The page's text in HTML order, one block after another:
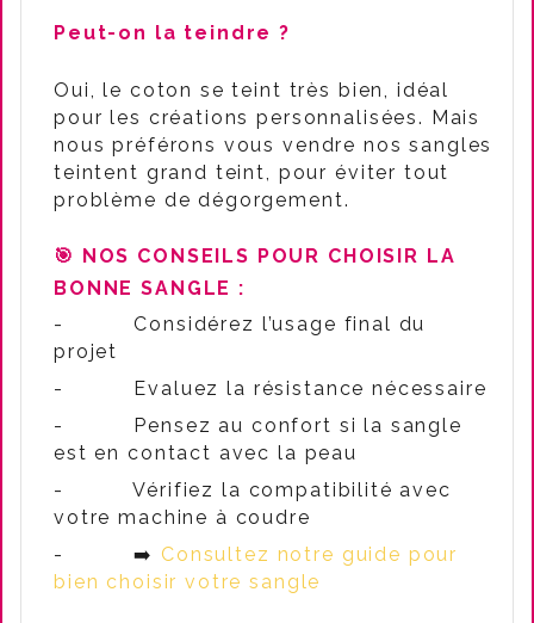
Peut-on la teindre ?
Oui, le coton se teint très bien, idéal
pour les créations personnalisées. Mais
nous préférons vous vendre nos sangles
teintent grand teint, pour éviter tout
problème de dégorgement.
🎯 NOS CONSEILS POUR CHOISIR LA
BONNE SANGLE :
-
Considérez l’usage final du
projet
-
Evaluez la résistance nécessaire
-
Pensez au confort si la sangle
est en contact avec la peau
-
Vérifiez la compatibilité avec
votre machine à coudre
-
➡️ Consultez notre guide pour
bien choisir votre sangle